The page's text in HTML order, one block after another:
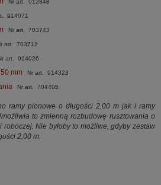
Nr art. 912848
914071
Nr art. 703743
art. 703712
art. 914026
mm Nr art. 914323
Nr art. 704405
ramy pionowe o długości 2,00 m jak i ramy
to zmienną rozbudowę rusztowania o
roboczej. Nie byłoby to możliwe, gdyby zestaw
2,00 m.